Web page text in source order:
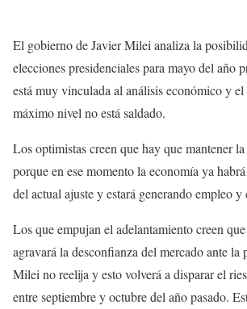
El gobierno de Javier Milei analiza la
elecciones presidenciales para mayo del año
está muy vinculada al análisis económico y
máximo nivel no está saldado.
Los optimistas creen que hay que mantener
porque en ese momento la economía ya
del actual ajuste y estará generando empleo y
Los que empujan el adelantamiento creen
agravará la desconfianza del mercado ante la
Milei no reelija y esto volverá a disparar el
entre septiembre y octubre del año pasado.